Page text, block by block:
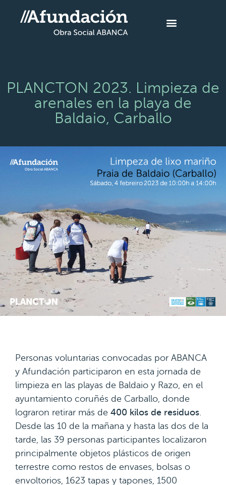
PLANCTON 2023. Limpieza de
arenales en la playa de
Baldaio, Carballo
Personas voluntarias convocadas por ABANCA
y Afundación participaron en esta jornada de
limpieza en las playas de Baldaio y Razo, en el
ayuntamiento coruñés de Carballo, donde
lograron retirar más de 400 kilos de residuos.
Desde las 10 de la mañana y hasta las dos de la
tarde, las 39 personas participantes localizaron
principalmente objetos plásticos de origen
terrestre como restos de envases, bolsas o
envoltorios, 1623 tapas y tapones, 1500